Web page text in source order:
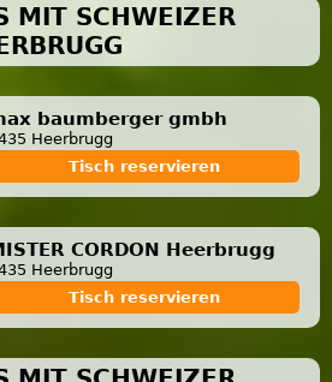
MIT SCHWEIZER
baumberger gmbh
Heerbrugg
Tisch reservieren
CORDON Heerbrugg
Heerbrugg
Tisch reservieren